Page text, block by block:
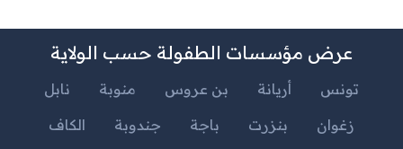
عرض مؤسسات الطفولة حسب الولاية
تونس أريانة بن عروس منوبة
نابل
زغوان
بنزرت باجة جندوبة
الكاف